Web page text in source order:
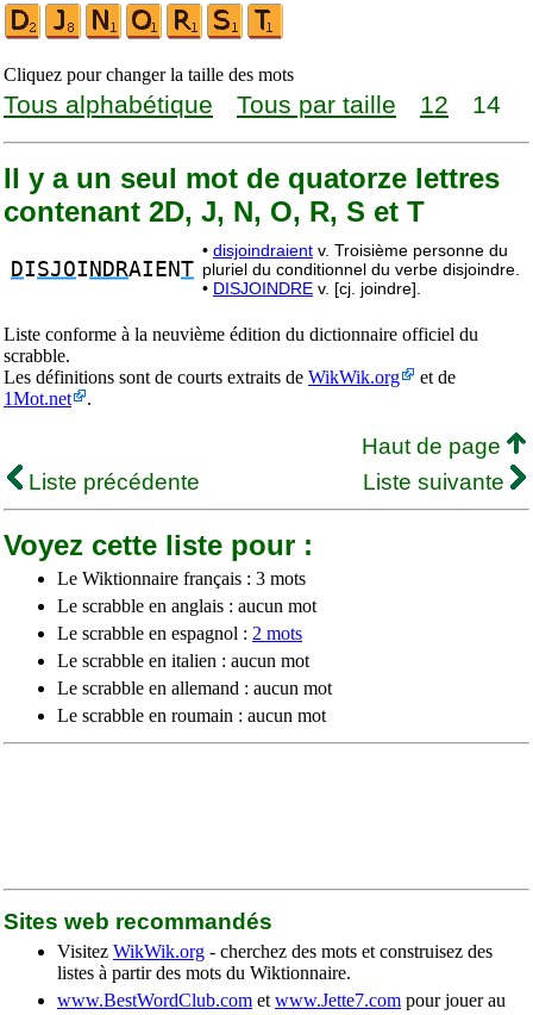
Cliquez pour changer la taille des mots
Tous alphabétique Tous par taille 12 14
Il y a un seul mot de quatorze lettres
contenant 2D, J, N, O, R, S et T
DISJOI NDRAIENT
• disjoindraient v. Troisième personne du
pluriel du conditionnel du verbe disjoindre.
• DISJOINDRE v. [cj. joindre].
Liste conforme à la neuvième édition du dictionnaire officiel du
scrabble.
Les définitions sont de courts extraits de WikWik.org
et de
1Mot.net
.
Haut de page
Liste précédente
Liste suivante
Voyez cette liste pour :
Le Wiktionnaire français : 3 mots
Le scrabble en anglais : aucun mot
Le scrabble en espagnol : 2 mots
Le scrabble en italien : aucun mot
Le scrabble en allemand : aucun mot
Le scrabble en roumain : aucun mot
Sites web recommandés
Visitez WikWik.org - cherchez des mots et construisez des
listes à partir des mots du Wiktionnaire.
www.BestWordClub.com et www.Jette7.com pour jouer au